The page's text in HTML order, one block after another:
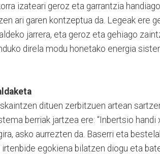
izateari geroz eta garrantzia
ari garen kontzeptua da. Legeak ere
jarrera, eta geroz eta gehiago
direla modu honetako energia
dituen zerbitzuen artean
berriak jartzea ere: “Inbertsio handi
asko aurrezten da. Baserri eta
irtenbide egokiena bilatzen diogu eta